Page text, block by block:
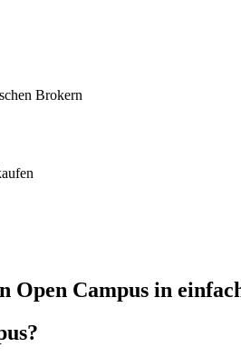
Brokern
Open Campus in